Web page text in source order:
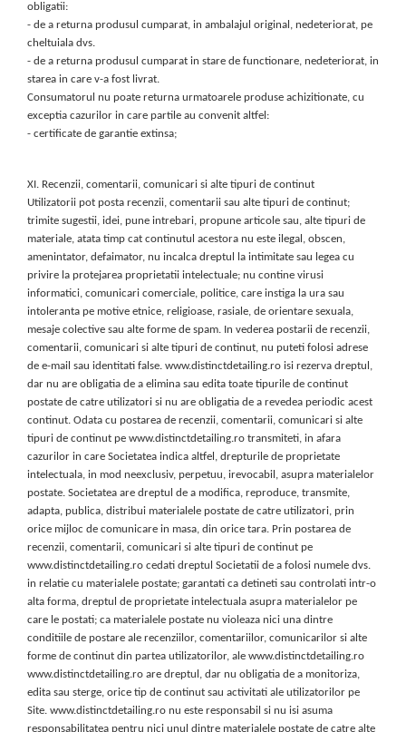
obligatii:
- de a returna produsul cumparat, in ambalajul original, nedeteriorat, pe
cheltuiala dvs.
- de a returna produsul cumparat in stare de functionare, nedeteriorat, in
starea in care v-a fost livrat.
Consumatorul nu poate returna urmatoarele produse achizitionate, cu
exceptia cazurilor in care partile au convenit altfel:
- certificate de garantie extinsa;
XI. Recenzii, comentarii, comunicari si alte tipuri de continut
Utilizatorii pot posta recenzii, comentarii sau alte tipuri de continut;
trimite sugestii, idei, pune intrebari, propune articole sau, alte tipuri de
materiale, atata timp cat continutul acestora nu este ilegal, obscen,
amenintator, defaimator, nu incalca dreptul la intimitate sau legea cu
privire la protejarea proprietatii intelectuale; nu contine virusi
informatici, comunicari comerciale, politice, care instiga la ura sau
intoleranta pe motive etnice, religioase, rasiale, de orientare sexuala,
mesaje colective sau alte forme de spam. In vederea postarii de recenzii,
comentarii, comunicari si alte tipuri de continut, nu puteti folosi adrese
de e-mail sau identitati false. www.distinctdetailing.ro isi rezerva dreptul,
dar nu are obligatia de a elimina sau edita toate tipurile de continut
postate de catre utilizatori si nu are obligatia de a revedea periodic acest
continut. Odata cu postarea de recenzii, comentarii, comunicari si alte
tipuri de continut pe www.distinctdetailing.ro transmiteti, in afara
cazurilor in care Societatea indica altfel, drepturile de proprietate
intelectuala, in mod neexclusiv, perpetuu, irevocabil, asupra materialelor
postate. Societatea are dreptul de a modifica, reproduce, transmite,
adapta, publica, distribui materialele postate de catre utilizatori, prin
orice mijloc de comunicare in masa, din orice tara. Prin postarea de
recenzii, comentarii, comunicari si alte tipuri de continut pe
www.distinctdetailing.ro cedati dreptul Societatii de a folosi numele dvs.
in relatie cu materialele postate; garantati ca detineti sau controlati intr-o
alta forma, dreptul de proprietate intelectuala asupra materialelor pe
care le postati; ca materialele postate nu violeaza nici una dintre
conditiile de postare ale recenziilor, comentariilor, comunicarilor si alte
forme de continut din partea utilizatorilor, ale www.distinctdetailing.ro
www.distinctdetailing.ro are dreptul, dar nu obligatia de a monitoriza,
edita sau sterge, orice tip de continut sau activitati ale utilizatorilor pe
Site. www.distinctdetailing.ro nu este responsabil si nu isi asuma
responsabilitatea pentru nici unul dintre materialele postate de catre alte